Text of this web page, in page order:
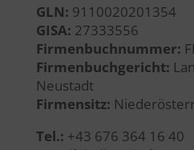
GLN: 9110020201354
GISA: 27333556
Firmenbuchnummer:
Firmenbuchgericht:
Neustadt
Firmensitz:
Tel.: +43 676 364 16 40